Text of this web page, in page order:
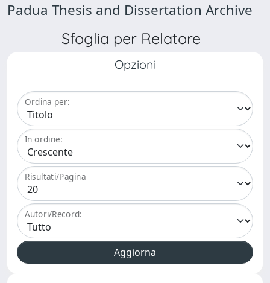
Padua Thesis and Dissertation Archive
Sfoglia per Relatore
Opzioni
Ordina per:
In ordine:
Risultati/Pagina
Autori/Record: